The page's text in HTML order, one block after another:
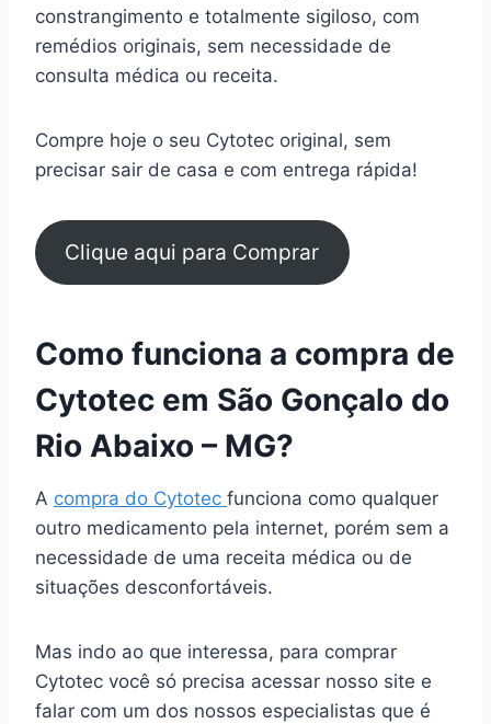
constrangimento e totalmente sigiloso, com
remédios originais, sem necessidade de
consulta médica ou receita.
Compre hoje o seu Cytotec original, sem
precisar sair de casa e com entrega rápida!
Clique aqui para Comprar
Como funciona a compra de
Cytotec em São Gonçalo do
Rio Abaixo – MG?
A compra do Cytotec funciona como qualquer
outro medicamento pela internet, porém sem a
necessidade de uma receita médica ou de
situações desconfortáveis.
Mas indo ao que interessa, para comprar
Cytotec você só precisa acessar nosso site e
falar com um dos nossos especialistas que é